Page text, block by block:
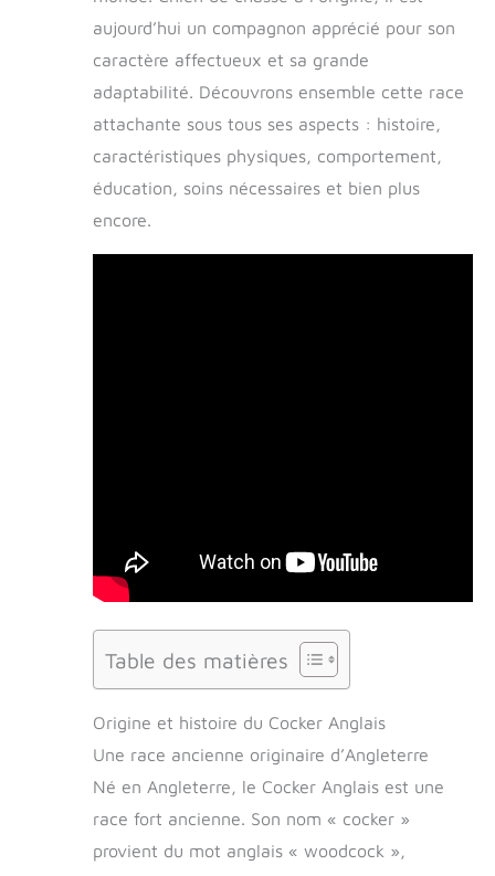
aujourd’hui un compagnon apprécié pour son
caractère affectueux et sa grande
adaptabilité. Découvrons ensemble cette race
attachante sous tous ses aspects : histoire,
caractéristiques physiques, comportement,
éducation, soins nécessaires et bien plus
encore.
Table des matières
Origine et histoire du Cocker Anglais
Une race ancienne originaire d’Angleterre
Né en Angleterre, le Cocker Anglais est une
race fort ancienne. Son nom « cocker »
provient du mot anglais « woodcock »,